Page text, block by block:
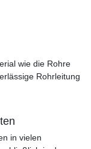
wie die Rohre
Rohrleitung
in vielen